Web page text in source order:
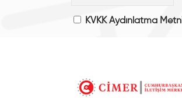
KVKK Aydınlatma